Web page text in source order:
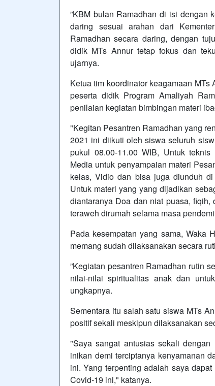
”KBM bulan Ramadhan di isi dengan
daring sesuai arahan dari
Ramadhan secara daring, dengan
didik MTs Annur tetap fokus dan
ujarnya.
Ketua tim koordinator keagamaan
peserta didik Program Amaliyah
penilaian kegiatan bimbingan materi
"Kegitan Pesantren Ramadhan yang
2021 ini diikuti oleh siswa seluruh
pukul 08.00-11.00 WIB, Untuk
Media untuk penyampaian materi
kelas, Vidio dan bisa juga diunduh
Untuk materi yang yang dijadikan
diantaranya Doa dan niat puasa,
teraweh dirumah selama masa
Pada kesempatan yang sama, Waka
memang sudah dilaksanakan secara
”Kegiatan pesantren Ramadhan rutin
nilai-nilai spiritualitas anak dan
ungkapnya.
Sementara itu salah satu siswa MTs
positif sekali meskipun dilaksanakan
"Saya sangat antusias sekali
inikan demi terciptanya kenyamanan
ini. Yang terpenting adalah saya
Covid-19 ini," katanya.